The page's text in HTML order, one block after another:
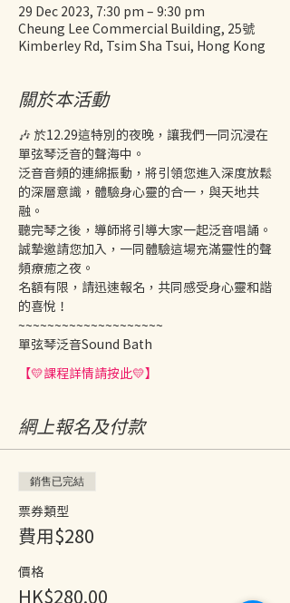
29 Dec 2023, 7:30 pm – 9:30 pm
Cheung Lee Commercial Building, 25號
Kimberley Rd, Tsim Sha Tsui, Hong Kong
關於本活動
🎶 於12.29這特別的夜晚，讓我們一同沉浸在
單弦琴泛音的聲海中。
泛音音頻的連綿振動，將引領您進入深度放鬆
的深層意識，體驗身心靈的合一，與天地共
融。
聽完琴之後，導師將引導大家一起泛音唱誦。
誠摯邀請您加入，一同體驗這場充滿靈性的聲
頻療癒之夜。
名額有限，請迅速報名，共同感受身心靈和諧
的喜悅！
~~~~~~~~~~~~~~~~~~~~
單弦琴泛音Sound Bath
【💛課程詳情請按此💛】
網上報名及付款
銷售已完結
票券類型
費用$280
價格
HK$280.00